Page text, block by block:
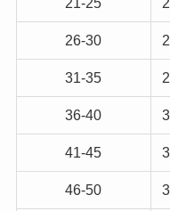
21-25
26-30
31-35
36-40
41-45
46-50